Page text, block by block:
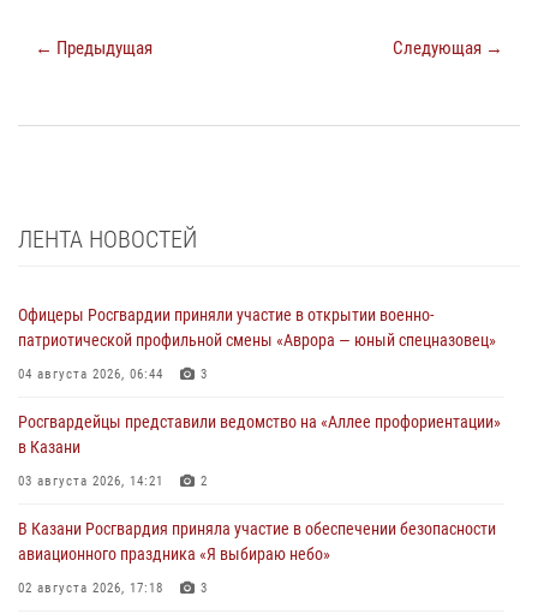
← Предыдущая Следующая →
ЛЕНТА НОВОСТЕЙ
Офицеры Росгвардии приняли участие в открытии военно-
патриотической профильной смены «Аврора — юный спецназовец»
04 августа 2026, 06:44 3
Росгвардейцы представили ведомство на «Аллее профориентации»
в Казани
03 августа 2026, 14:21 2
В Казани Росгвардия приняла участие в обеспечении безопасности
авиационного праздника «Я выбираю небо»
02 августа 2026, 17:18 3